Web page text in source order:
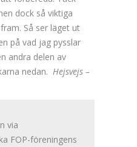
dock så viktiga
Så ser läget ut
på vad jag pysslar
andra delen av
nedan. Hejsvejs –
via
FOP-föreningens